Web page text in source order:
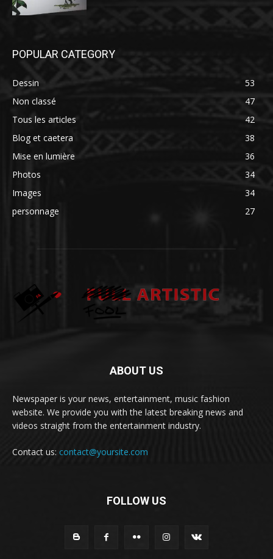
POPULAR CATEGORY
Dessin
53
Non classé
47
Tous les articles
42
Blog et caetera
38
Mise en lumière
36
Photos
34
Images
34
personnage
27
ABOUT US
Newspaper is your news, entertainment, music fashion
website. We provide you with the latest breaking news and
videos straight from the entertainment industry.
Contact us: contact@yoursite.com
FOLLOW US